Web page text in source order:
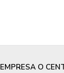
EMPRESA O